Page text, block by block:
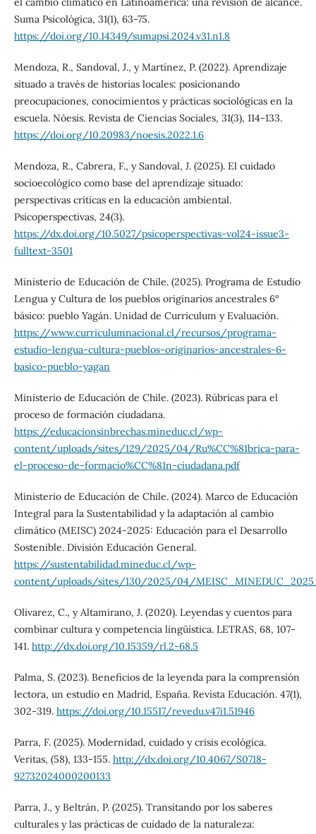
Suma Psicológica, 31(1), 63-75.
https://doi.org/10.14349/sumapsi.2024.v31.n1.8
Mendoza, R., Sandoval, J., y Martínez, P. (2022). Aprendizaje
situado a través de historias locales: posicionando
preocupaciones, conocimientos y prácticas sociológicas en la
escuela. Nóesis. Revista de Ciencias Sociales, 31(3), 114-133.
https://doi.org/10.20983/noesis.2022.1.6
Mendoza, R., Cabrera, F., y Sandoval, J. (2025). El cuidado
socioecológico como base del aprendizaje situado:
perspectivas críticas en la educación ambiental.
Psicoperspectivas, 24(3).
https://dx.doi.org/10.5027/psicoperspectivas-vol24-issue3-
fulltext-3501
Ministerio de Educación de Chile. (2025). Programa de Estudio
Lengua y Cultura de los pueblos originarios ancestrales 6°
básico: pueblo Yagán. Unidad de Curriculum y Evaluación.
https://www.curriculumnacional.cl/recursos/programa-
estudio-lengua-cultura-pueblos-originarios-ancestrales-6-
basico-pueblo-yagan
Ministerio de Educación de Chile. (2023). Rúbricas para el
proceso de formación ciudadana.
https://educacionsinbrechas.mineduc.cl/wp-
content/uploads/sites/129/2025/04/Ru%CC%81brica-para-
el-proceso-de-formacio%CC%81n-ciudadana.pdf
Ministerio de Educación de Chile. (2024). Marco de Educación
Integral para la Sustentabilidad y la adaptación al cambio
climático (MEISC) 2024-2025: Educación para el Desarrollo
Sostenible. División Educación General.
https://sustentabilidad.mineduc.cl/wp-
content/uploads/sites/130/2025/04/
Olivarez, C., y Altamirano, J. (2020). Leyendas y cuentos para
combinar cultura y competencia lingüística. LETRAS, 68, 107-
141. http://dx.doi.org/10.15359/rl.2-68.5
Palma, S. (2023). Beneficios de la leyenda para la comprensión
lectora, un estudio en Madrid, España. Revista Educación. 47(1),
302-319. https://doi.org/10.15517/revedu.v47i1.51946
Parra, F. (2025). Modernidad, cuidado y crisis ecológica.
Veritas, (58), 133-155. http://dx.doi.org/10.4067/S0718-
92732024000200133
Parra, J., y Beltrán, P. (2025). Transitando por los saberes
culturales y las prácticas de cuidado de la naturaleza: